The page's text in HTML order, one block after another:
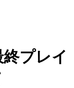
プレイ